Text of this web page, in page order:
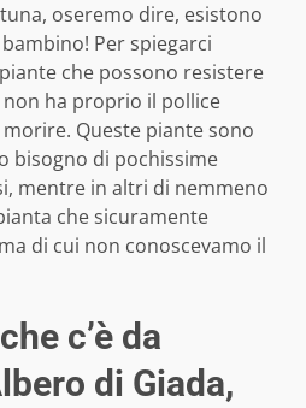
oseremo dire, esistono
Per spiegarci
che possono resistere
non ha proprio il pollice
Queste piante sono
bisogno di pochissime
mentre in altri di nemmeno
che sicuramente
di cui non conoscevamo il
c’è da
di Giada,